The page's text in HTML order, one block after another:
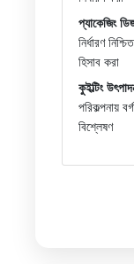
প্যাকেজিং
নির্ধারণ
হিসাব করা
কুইল্টিং
পরিকল্পনায়
বিশ্লেষণ